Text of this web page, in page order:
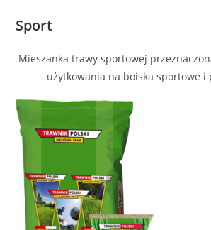
Sport
Mieszanka trawy sportowej
użytkowania na boiska sportowe i